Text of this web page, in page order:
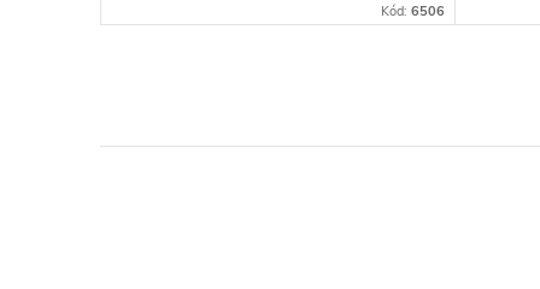
Kód: 6506